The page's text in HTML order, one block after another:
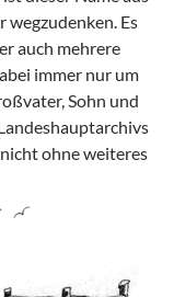
wegzudenken. Es
auch mehrere
immer nur um
Sohn und
ohne weiteres